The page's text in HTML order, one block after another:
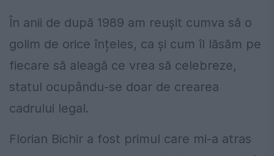
În anii de după 1989 am reușit cumva să o
golim de orice înțeles, ca și cum îl lăsăm pe
fiecare să aleagă ce vrea să celebreze,
statul ocupându-se doar de crearea
cadrului legal.
Florian Bichir a fost primul care mi-a atras